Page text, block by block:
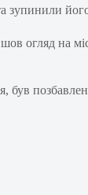
зупинили
огляд на
був